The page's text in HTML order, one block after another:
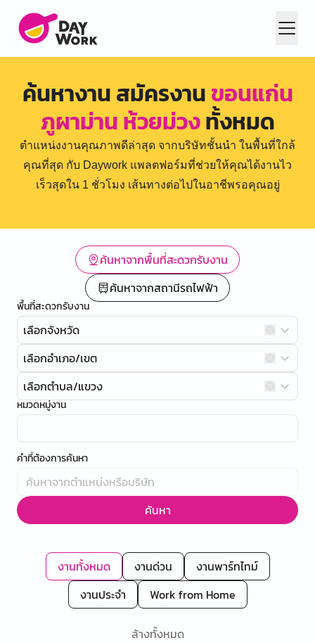
ค้นหางาน สมัครงานขอนแก่น
ภูผาม่าน ห้วยม่วงทั้งหมด
ตำแหน่งงานคุณภาพดีล่าสุด จากบริษัทชั้นนำ ในพื้นที่ใกล้
คุณที่สุด กับ Daywork แพลตฟอร์มที่ช่วยให้คุณได้งานไว
เร็วสุดใน 1 ชั่วโมง เส้นทางต่อไปในอาชีพรอคุณอยู่
ค้นหาจากพื้นที่สะดวกรับงาน
ค้นหาจากสถานีรถไฟฟ้า
พื้นที่สะดวกรับงาน
เลือกจังหวัด
เลือกอำเภอ/เขต
เลือกตำบล/แขวง
หมวดหมู่งาน
คำที่ต้องการค้นหา
ค้นหา
งานทั้งหมด งานด่วน
งานพาร์ทไทม์
งานประจำ
Work from Home
ล้างทั้งหมด